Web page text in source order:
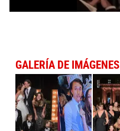
GALERÍA DE IMÁGENES